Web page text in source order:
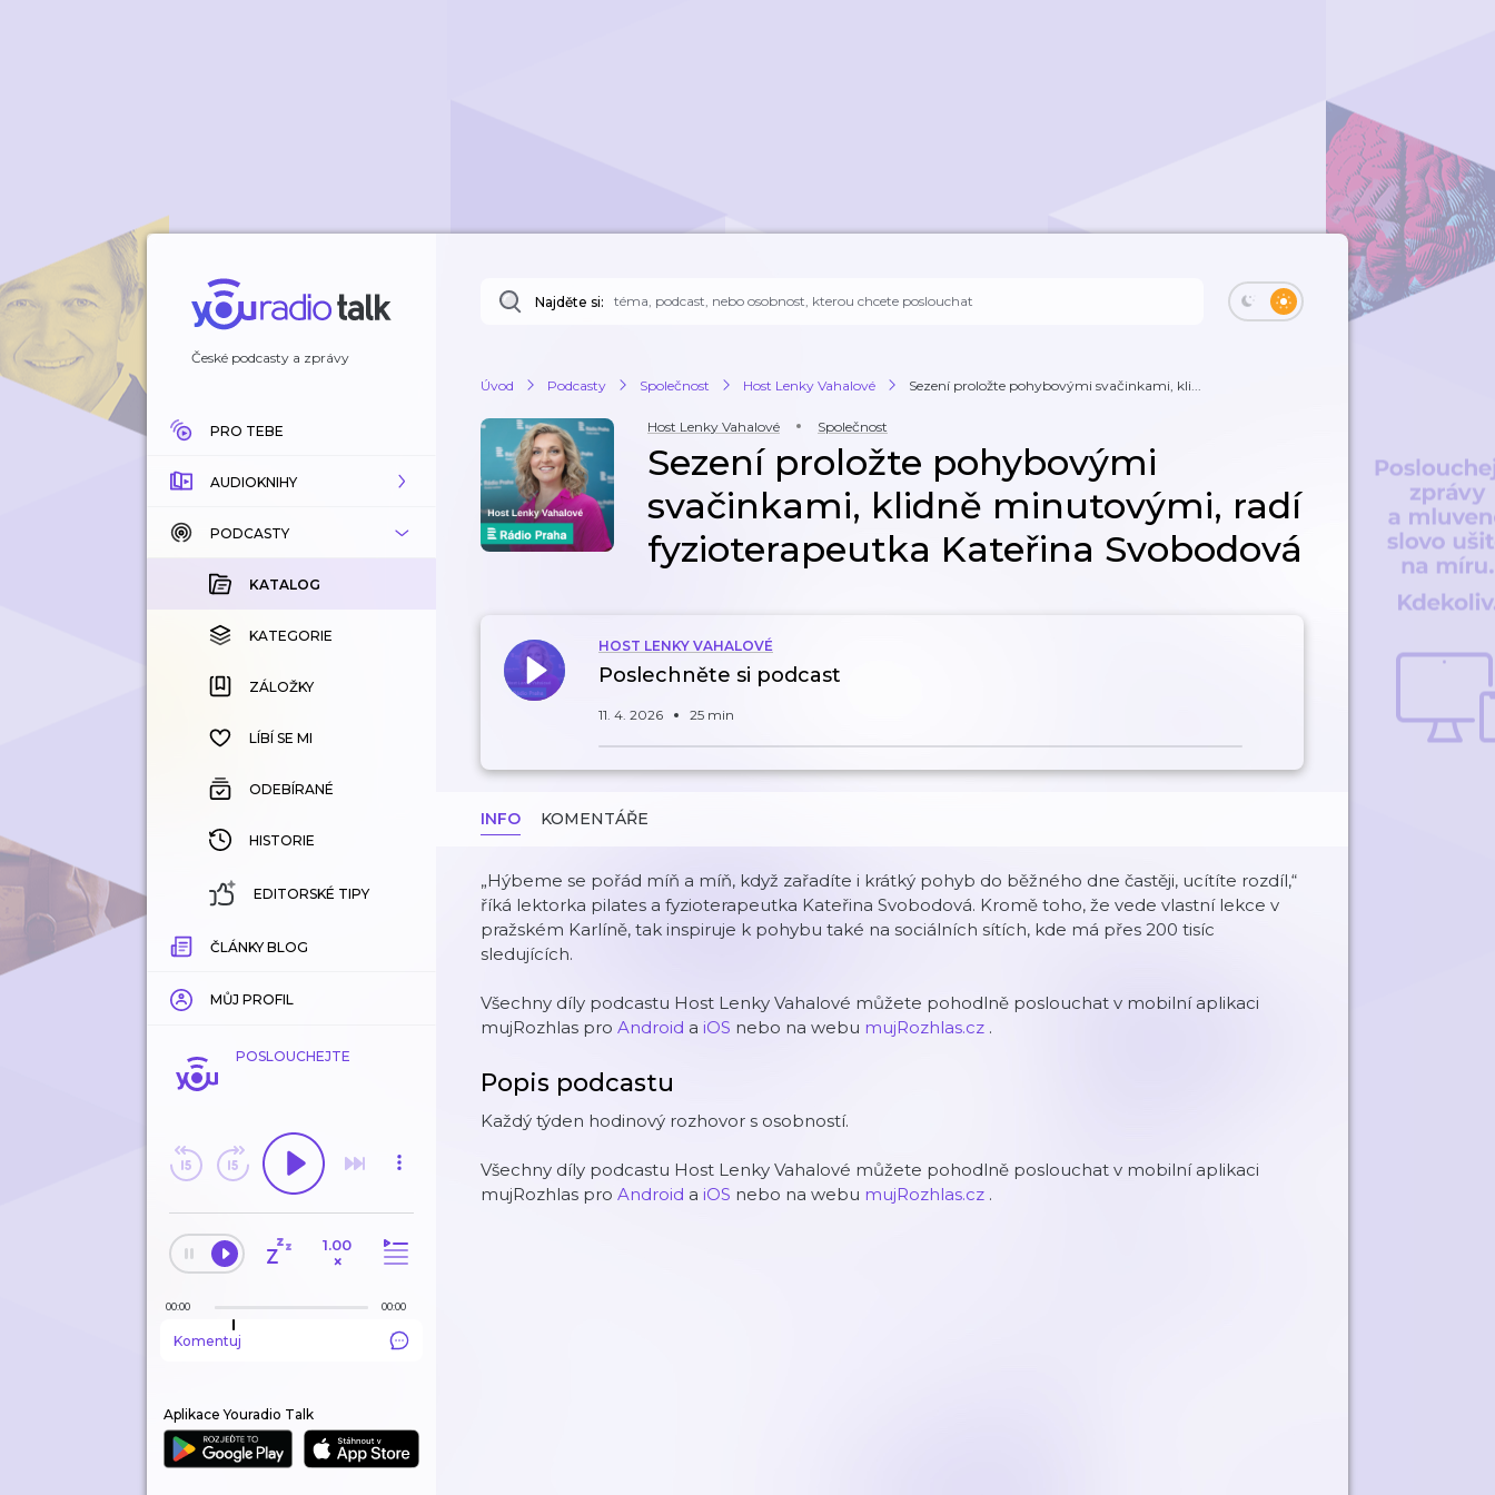
České podcasty a zprávy
PRO TEBE
AUDIOKNIHY
KATALOG
KOUPENÉ
KATEGORIE
ZÁLOŽKY
HISTORIE
PODCASTY
KATALOG
KATEGORIE
ZÁLOŽKY
LÍBÍ SE MI
ODEBÍRANÉ
HISTORIE
EDITORSKÉ TIPY
ČLÁNKY BLOG
MŮJ PROFIL
POSLOUCHEJTE
1.00
×
00:00 00:00
Komentuj
Aplikace Youradio Talk
Najděte si:
Úvod Podcasty Společnost Host Lenky Vahalové Sezení proložte pohybovými svačinkami, kli...
Host Lenky Vahalové Společnost
Sezení proložte pohybovými
svačinkami, klidně minutovými, radí
fyzioterapeutka Kateřina Svobodová
HOST LENKY VAHALOVÉ
Poslechněte si podcast
11. 4. 2026 25 min
INFO KOMENTÁŘE
„Hýbeme se pořád míň a míň, když zařadíte i krátký pohyb do běžného dne častěji, ucítíte rozdíl,“
říká lektorka pilates a fyzioterapeutka Kateřina Svobodová. Kromě toho, že vede vlastní lekce v
pražském Karlíně, tak inspiruje k pohybu také na sociálních sítích, kde má přes 200 tisíc
sledujících.
Všechny díly podcastu Host Lenky Vahalové můžete pohodlně poslouchat v mobilní aplikaci
mujRozhlas pro Android a iOS nebo na webu mujRozhlas.cz .
Popis podcastu
Každý týden hodinový rozhovor s osobností.
Všechny díly podcastu Host Lenky Vahalové můžete pohodlně poslouchat v mobilní aplikaci
mujRozhlas pro Android a iOS nebo na webu mujRozhlas.cz .